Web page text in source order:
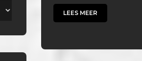
LEES MEER